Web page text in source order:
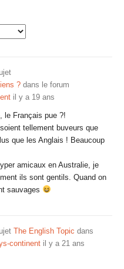
? dans le forum
il y a 19 ans
le Français pue ?!
tellement buveurs que
que les Anglais ! Beaucoup
amicaux en Australie, je
ils sont gentils. Quand on
sauvages
The English Topic dans
continent il y a 21 ans